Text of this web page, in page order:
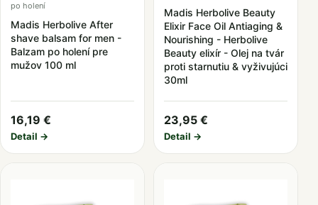
po holení
Madis Herbolive After
shave balsam for men -
Balzam po holení pre
mužov 100 ml
16,19 €
Detail →
Madis Herbolive Beauty
Elixir Face Oil Antiaging &
Nourishing - Herbolive
Beauty elixír - Olej na tvár
proti starnutiu & vyživujúci
30ml
23,95 €
Detail →